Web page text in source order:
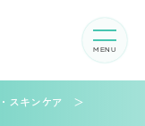
スキンケア